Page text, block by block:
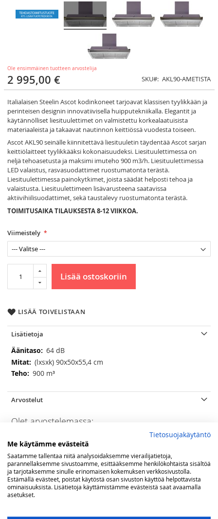
Ole ensimmäinen tuotteen arvostelija
2 995,00 € SKU AKL90-AMETISTA
Italialaisen Steelin Ascot kodinkoneet tarjoavat klassisen tyylikkään ja
perinteisen designin innovatiivisella huipputekniikalla. Elegantit ja
käytännölliset liesituulettimet on valmistettu korkealaatuisista
materiaaleista ja takaavat nautinnon keittiössä vuodesta toiseen.
Ascot AKL90 seinälle kiinnitettävä liesituuletin täydentää Ascot sarjan
keittiölaitteet tyylikkääksi kokonaisuudeksi. Liesituulettimessa on
neljä tehoasetusta ja maksimi imuteho 900 m3/h. Liesituulettimessa
LED valaistus, rasvasuodattimet ruostumatonta terästä.
Liesituulettimessa painokytkimet, joista säädät helposti tehoa ja
valaistusta. Liesituulettimeen lisävarusteena saatavissa
aktiivihiilisuodattimet, sekä taustalevy ruostumatonta terästä.
TOIMITUSAIKA TILAUKSESTA 8-12 VIIKKOA.
Viimeistely
Lisää ostoskoriin
LISÄÄ TOIVELISTAAN
Lisätietoja
Lisätietoja
64 dB
(lxsxk) 90x50x55,4 cm
900 m³
Arvostelut
Olet arvostelemassa:
Steel Ascot liesituuletin 90 cm, lila
Arviosi
Rating
1
star
2
stars
3
stars
4
stars
5
stars
Nimimerkki
Tietosuojakäytäntö
Me käytämme evästeitä
Saatamme tallentaa niitä analysoidaksemme vierailijatietoja,
parannellaksemme sivustoamme, esittääksemme henkilökohtaista sisältöä
ja tarjotaksemme sinulle erinomaisen kokemuksen verkkosivustolla.
Estämällä evästeet, poistat käytöstä osan sivuston käyttöä helpottavista
ominaisuuksista. Lisätietoja käyttämistämme evästeistä saat avaamalla
asetukset.